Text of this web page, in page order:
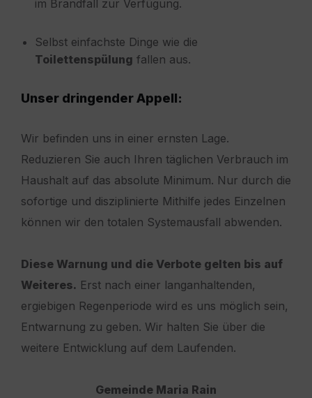
im Brandfall zur Verfügung.
Selbst einfachste Dinge wie die
Toilettenspülung fallen aus.
Unser dringender Appell:
Wir befinden uns in einer ernsten Lage.
Reduzieren Sie auch Ihren täglichen Verbrauch im
Haushalt auf das absolute Minimum. Nur durch die
sofortige und disziplinierte Mithilfe jedes Einzelnen
können wir den totalen Systemausfall abwenden.
Diese Warnung und die Verbote gelten bis auf
Weiteres. Erst nach einer langanhaltenden,
ergiebigen Regenperiode wird es uns möglich sein,
Entwarnung zu geben. Wir halten Sie über die
weitere Entwicklung auf dem Laufenden.
Gemeinde Maria Rain